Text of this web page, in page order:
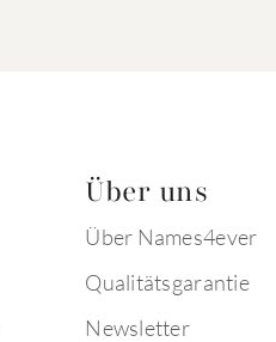
Über uns
Über Names4ever
Qualitätsgarantie
Newsletter